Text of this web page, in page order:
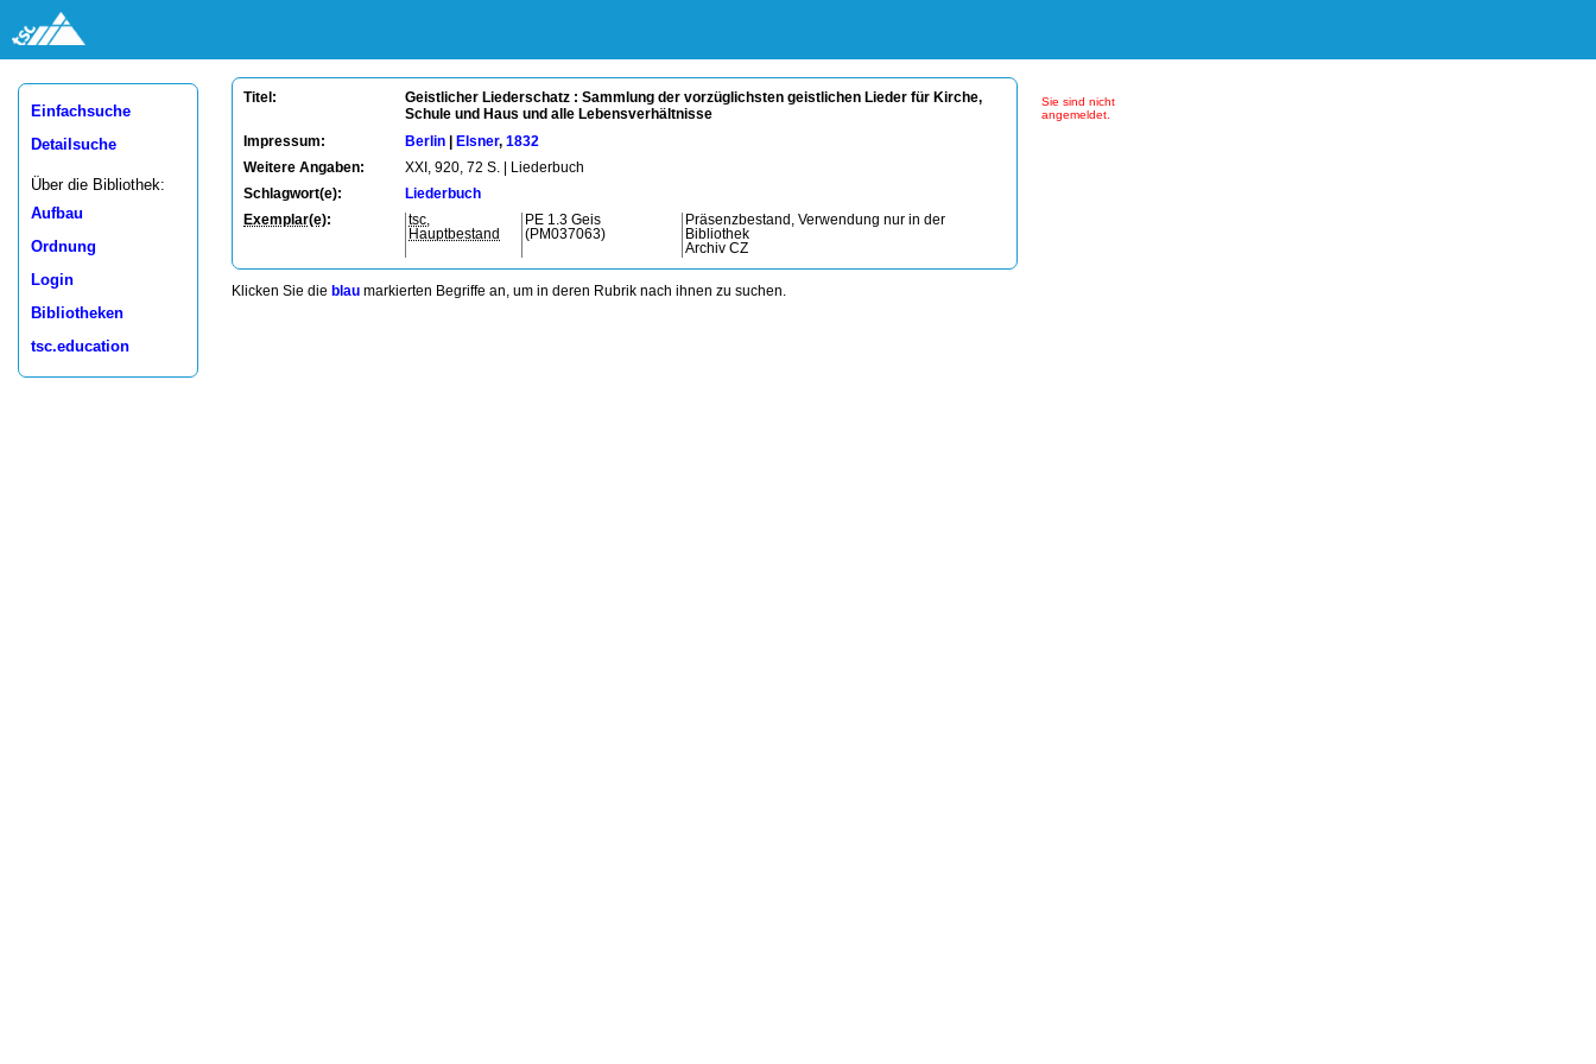
Einfachsuche
Detailsuche
Über die Bibliothek:
Aufbau
Ordnung
Login
Bibliotheken
tsc.education
Sie sind nicht
angemeldet.
Titel:
Geistlicher Liederschatz : Sammlung der vorzüglichsten geistlichen Lieder für Kirche,
Schule und Haus und alle Lebensverhältnisse
Impressum: Berlin Elsner, 1832
Weitere Angaben:
XXI, 920, 72 S. | Liederbuch
Schlagwort(e):
Liederbuch
Exemplar(e): tsc
Hauptbestand
PE 1.3 Geis
(PM037063)
Präsenzbestand, Verwendung nur in der
Bibliothek
Archiv CZ
Klicken Sie die blau markierten Begriffe an, um in deren Rubrik nach ihnen zu suchen.